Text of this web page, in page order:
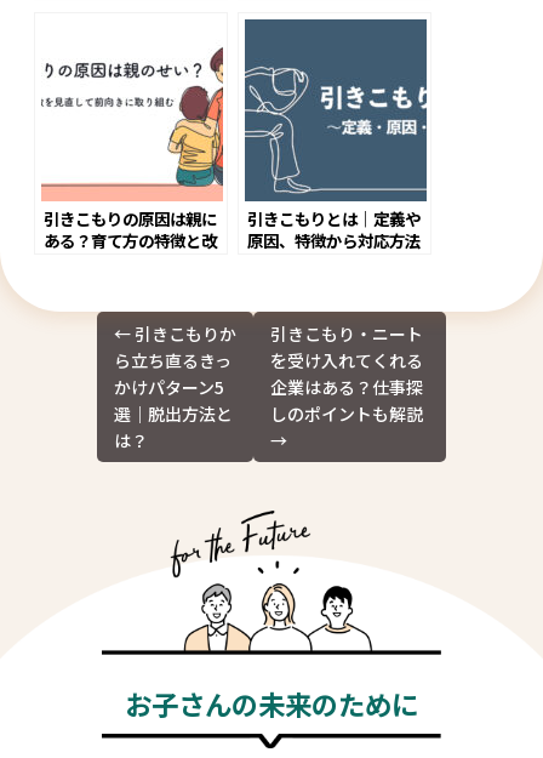
引きこもりの原因は親に
ある？育て方の特徴と改
引きこもりとは｜定義や
原因、特徴から対応方法
投
ー
← 引きこもりか
ら立ち直るきっ
かけパターン5
選｜脱出方法と
は？
引きこもり・ニート
を受け入れてくれる
企業はある？仕事探
しのポイントも解説
→
お子さんの未来のために